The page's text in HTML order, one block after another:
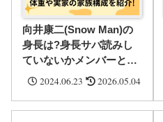
向井康二(Snow Man)の
身長は?身長サバ読みし
ていないかメンバーと比
較・体重や血液型・実家
2024.06.23 2026.05.04